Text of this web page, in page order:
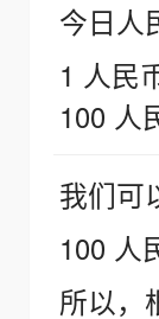
今日人
1 人民
100 人
我们可
100 人
所以，